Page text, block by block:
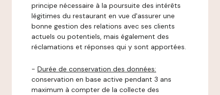
principe nécessaire à la poursuite des intérêts
légitimes du restaurant en vue d'assurer une
bonne gestion des relations avec ses clients
actuels ou potentiels, mais également des
réclamations et réponses qui y sont apportées.
- Durée de conservation des données:
conservation en base active pendant 3 ans
maximum à compter de la collecte des